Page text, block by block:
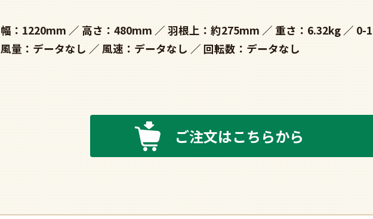
幅：1220mm 高さ：480mm 羽根上：約275mm 重さ：6.32kg
0-
風量：データなし
風速：データなし 回転数：データなし
ご注文はこちらから